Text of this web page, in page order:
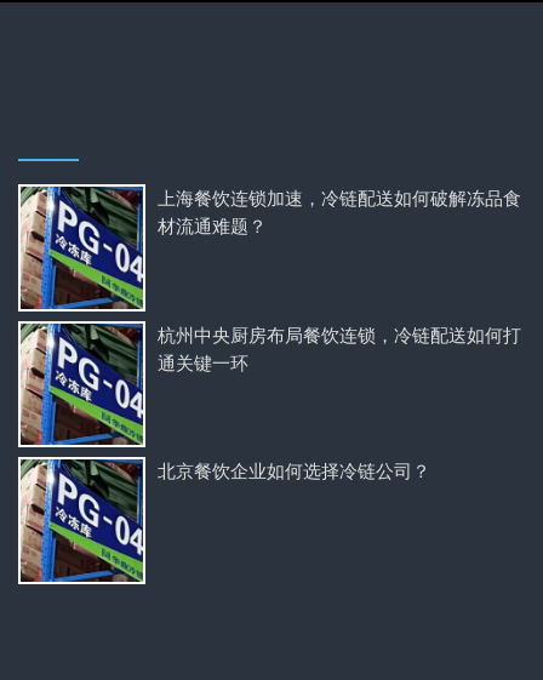
上海餐饮连锁加速，冷链配送如何破解冻品食
材流通难题？
杭州中央厨房布局餐饮连锁，冷链配送如何打
通关键一环
北京餐饮企业如何选择冷链公司？